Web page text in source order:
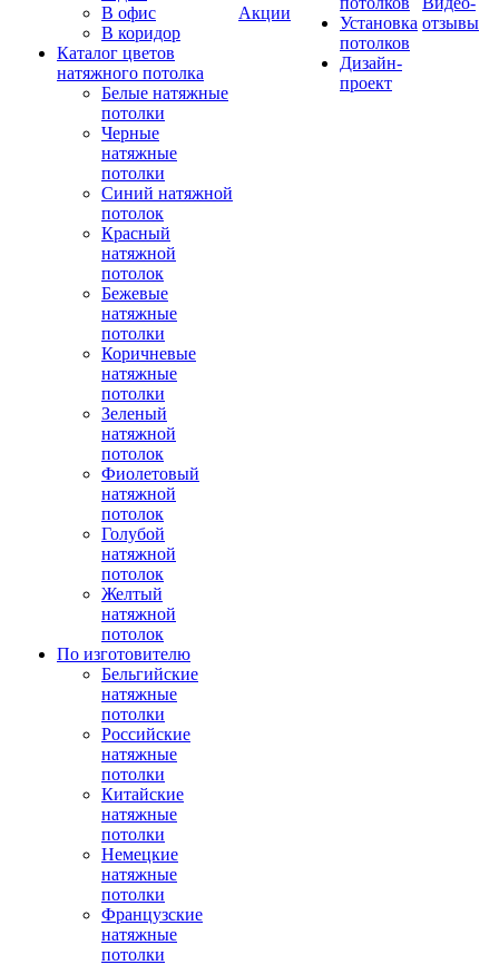
В офис
В коридор
Каталог цветов
натяжного потолка
Белые натяжные
потолки
Черные
натяжные
потолки
Синий натяжной
потолок
Красный
натяжной
потолок
Бежевые
натяжные
потолки
Коричневые
натяжные
потолки
Зеленый
натяжной
потолок
Фиолетовый
натяжной
потолок
Голубой
натяжной
потолок
Желтый
натяжной
потолок
По изготовителю
Бельгийские
натяжные
потолки
Российские
натяжные
потолки
Китайские
натяжные
потолки
Немецкие
натяжные
потолки
Французские
натяжные
потолки
Акции
Установка
потолков
Дизайн-
проект
отзывы